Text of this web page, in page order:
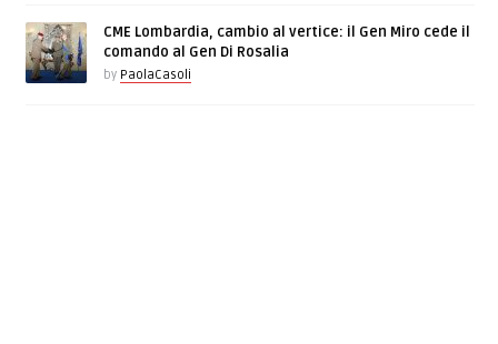
CME Lombardia, cambio al vertice: il Gen Miro cede il
comando al Gen Di Rosalia
by PaolaCasoli